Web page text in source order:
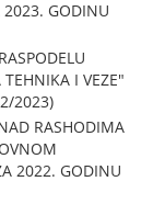
2023. GODINU
I VEZE"
2023)
RASHODIMA
2022. GODINU